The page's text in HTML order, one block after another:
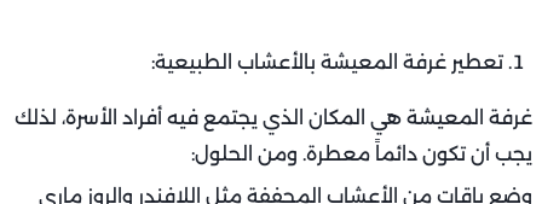
تعطير غرفة المعيشة بالأعشاب الطبيعية:
غرفة المعيشة هي المكان الذي يجتمع فيه أفراد الأسرة، لذلك
يجب أن تكون دائماً معطرة. ومن الحلول:
وضع باقات من الأعشاب المجففة مثل اللافندر والروز ماري